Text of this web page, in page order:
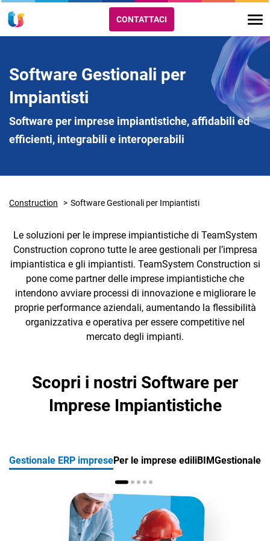
Ecommerce
Email Marketing
Financial Solutions
Trust Services
CONTATTACI
Software Gestionali per
Impiantisti
Software per imprese impiantistiche, affidabili ed
efficienti, integrabili e interoperabili
Construction Software Gestionali per Impiantisti
Le soluzioni per le imprese impiantistiche di TeamSystem
Construction coprono tutte le aree gestionali per l’impresa
impiantistica e gli impiantisti. TeamSystem Construction si
pone come partner delle imprese impiantistiche che
intendono avviare processi di innovazione e migliorare le
proprie performance aziendali, aumentando la flessibilità
organizzativa e operativa per essere competitive nel
mercato degli impianti.
Scopri i nostri Software per
Imprese Impiantistiche
Gestionale ERP impresePer le imprese ediliBIMGestionale